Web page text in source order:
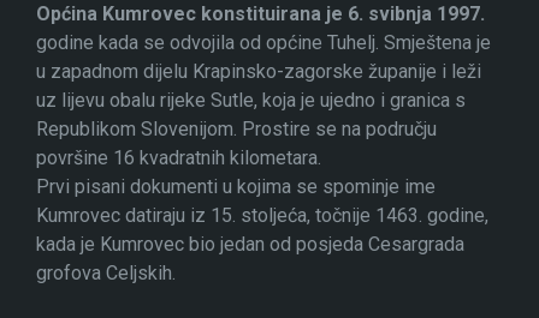
Općina Kumrovec konstituirana je 6. svibnja 1997.
godine kada se odvojila od općine Tuhelj. Smještena je
u zapadnom dijelu Krapinsko-zagorske županije i leži
uz lijevu obalu rijeke Sutle, koja je ujedno i granica s
Republikom Slovenijom. Prostire se na području
površine 16 kvadratnih kilometara.
Prvi pisani dokumenti u kojima se spominje ime
Kumrovec datiraju iz 15. stoljeća, točnije 1463. godine,
kada je Kumrovec bio jedan od posjeda Cesargrada
grofova Celjskih.